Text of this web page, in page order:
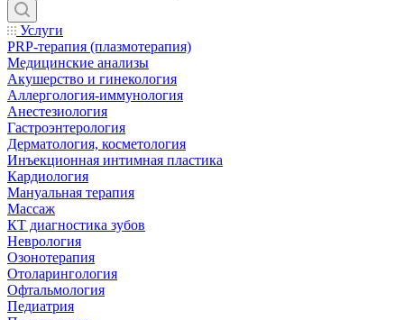
Услуги
PRP-терапия (плазмотерапия)
Медицинские анализы
Акушерство и гинекология
Аллергология-иммунология
Анестезиология
Гастроэнтерология
Дерматология, косметология
Инъекционная интимная пластика
Кардиология
Мануальная терапия
Массаж
КТ диагностика зубов
Неврология
Озонотерапия
Отоларингология
Офтальмология
Педиатрия